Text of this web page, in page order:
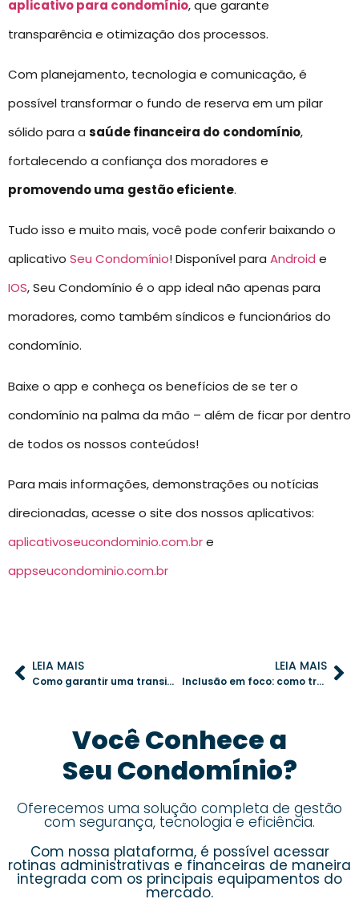
aplicativo para condomínio, que garante
transparência e otimização dos processos.
Com planejamento, tecnologia e comunicação, é
possível transformar o fundo de reserva em um pilar
sólido para a saúde financeira do condomínio,
fortalecendo a confiança dos moradores e
promovendo uma gestão eficiente.
Tudo isso e muito mais, você pode conferir baixando o
aplicativo Seu Condomínio! Disponível para Android e
IOS, Seu Condomínio é o app ideal não apenas para
moradores, como também síndicos e funcionários do
condomínio.
Baixe o app e conheça os benefícios de se ter o
condomínio na palma da mão – além de ficar por dentro
de todos os nossos conteúdos!
Para mais informações, demonstrações ou notícias
direcionadas, acesse o site dos nossos aplicativos:
aplicativoseucondominio.com.bre
appseucondominio.com.br
LEIA MAIS
Como garantir uma transição segura para a portaria remota no condomínio
LEIA MAIS
Inclusão em foco: como transformar seu condomínio em um espaço acessível
Você Conhece a
Seu Condomínio?
Oferecemos uma solução completa de gestão
com segurança, tecnologia e eficiência.
Com nossa plataforma, é possível acessar
rotinas administrativas e financeiras de maneira
integrada com os principais equipamentos do
mercado.